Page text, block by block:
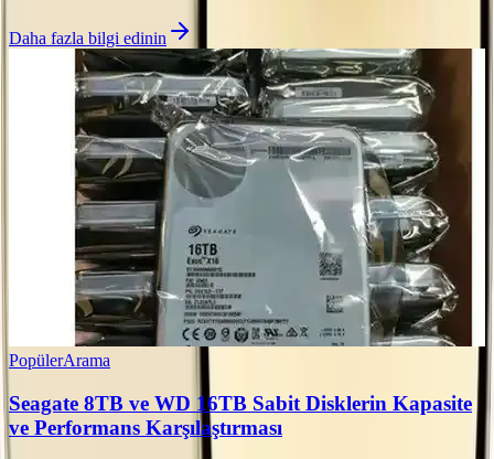
Daha fazla bilgi edinin
PopülerArama
Seagate 8TB ve WD 16TB Sabit Disklerin Kapasite
ve Performans Karşılaştırması